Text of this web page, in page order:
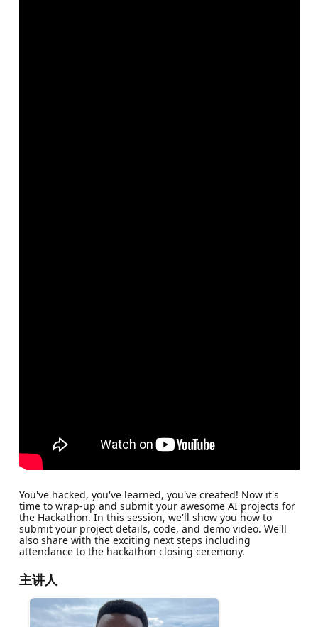
You've hacked, you've learned, you've created! Now it's
time to wrap-up and submit your awesome AI projects for
the Hackathon. In this session, we'll show you how to
submit your project details, code, and demo video. We'll
also share with the exciting next steps including
attendance to the hackathon closing ceremony.
主讲人